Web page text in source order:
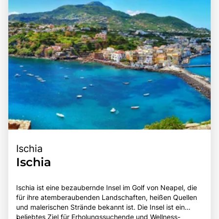
Ischia
Ischia
Ischia ist eine bezaubernde Insel im Golf von Neapel, die
für ihre atemberaubenden Landschaften, heißen Quellen
und malerischen Strände bekannt ist. Die Insel ist ein
beliebtes Ziel für Erholungssuchende und Wellness-